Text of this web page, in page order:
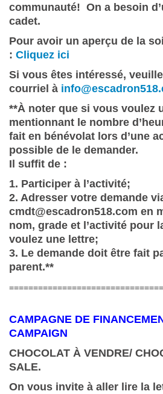
communauté! On a besoin
cadet.
Pour avoir un aperçu de la
: Cliquez ici
Si vous êtes intéressé,
courriel à
**À noter que si vous voulez
mentionnant le nombre
fait en bénévolat lors d’une
possible de le demander.
Il suffit de :
1. Participer à l’activité;
2. Adresser votre demande
cmdt@escadron518.com en
nom, grade et l’activité pour
voulez une lettre;
3. Le demande doit être fait
parent.**
CAMPAGNE DE
CAMPAIGN
CHOCOLAT À VENDRE/
SALE.
On vous invite à aller lire la